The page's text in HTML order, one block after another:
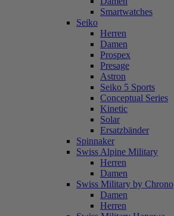
Smartwatches
Seiko
Herren
Damen
Prospex
Presage
Astron
Seiko 5 Sports
Conceptual Series
Kinetic
Solar
Ersatzbänder
Spinnaker
Swiss Alpine Military
Herren
Damen
Swiss Military by Chrono
Damen
Herren